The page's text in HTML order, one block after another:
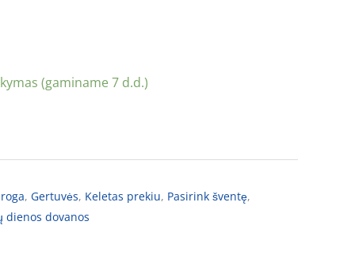
(gaminame 7 d.d.)
, Gertuvės, Keletas prekiu, Pasirink šventę,
dienos dovanos